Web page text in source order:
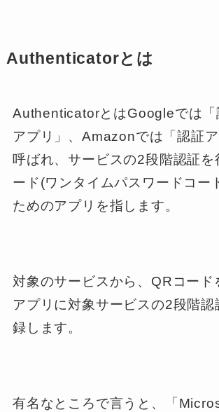
Authenticatorとは
AuthenticatorとはGoogleでは「
アプリ」、Amazonでは「認証
呼ばれ、サービスの2段階認証を
ード(ワンタイムパスワードコー
ためのアプリを指します。
対象のサービスから、QRコード
アプリに対象サービスの2段階認
録します。
有名なところで言うと、「